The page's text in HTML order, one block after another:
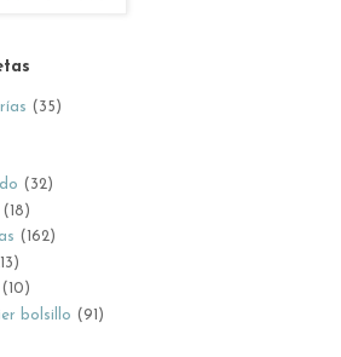
(35)
(32)
(18)
(162)
(10)
bolsillo (91)